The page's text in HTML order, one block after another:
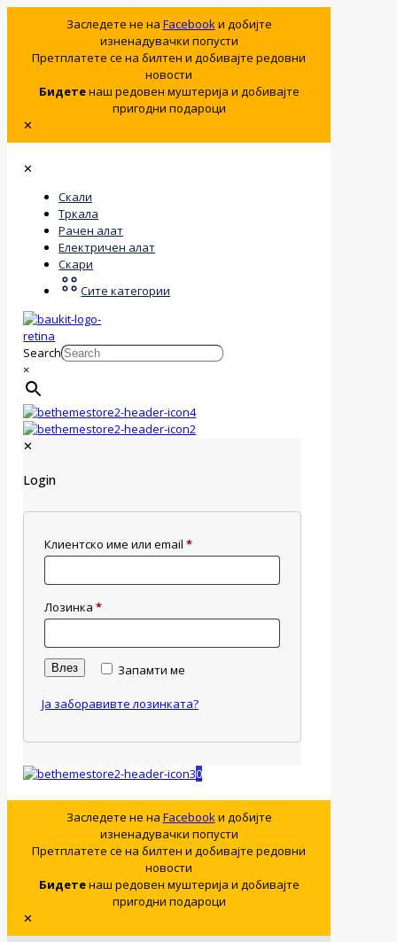
Заследете не на Facebookи добијте
изненадувачки попусти
Претплатете се на билтен и добивајте редовни
новости
Бидетенаш редовен муштерија и добивајте
пригодни подароци
✕
✕
Скали
Тркала
Рачен алат
Електричен алат
Скари
Сите категории
Search
×
✕
Login
Клиентско име или email*
Лозинка*
Запамти ме
Влез
Ја заборавивте лозинката?
0
Заследете не на Facebookи добијте
изненадувачки попусти
Претплатете се на билтен и добивајте редовни
новости
Бидетенаш редовен муштерија и добивајте
пригодни подароци
✕